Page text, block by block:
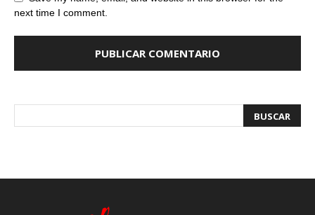
next time I comment.